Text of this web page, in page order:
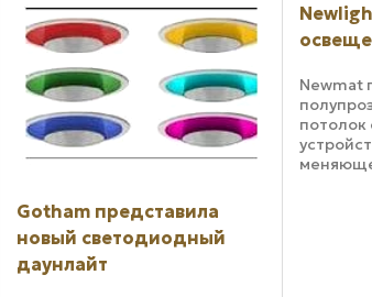
Gotham представила
новый светодиодный
даунлайт
Newmat
потолок